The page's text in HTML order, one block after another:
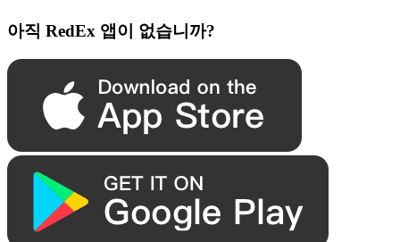
아직 RedEx 앱이 없습니까?